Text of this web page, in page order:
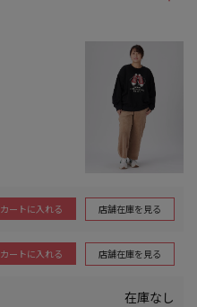
カートに入れる 店舗在庫を見る
カートに入れる 店舗在庫を見る
在庫なし